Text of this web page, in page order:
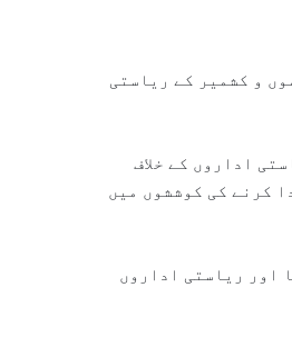
و کشمیر کے ریاستی
اداروں کے خلاف
کرنے کی کوششوں میں
اور ریاستی اداروں